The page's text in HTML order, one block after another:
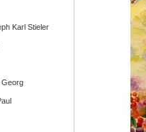
Karl Stieler
Georg